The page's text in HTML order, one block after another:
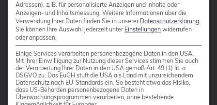
bullseye
busan
buster
cadence
Call for papers
Cassandra
Anwendung kprinter bot. KPrinter4
versucht diese Lücke zumindest
teilweise zu schließen, indem im
Rahmen der Entwicklung durch die
credativ GmbH Funktionen portiert
und nachimplementiert worden sind.
KPrinter4 […]
Adressen), z. B. für personalisierte Anzeigen und Inhalte oder
Anzeigen- und Inhaltsmessung. Weitere Informationen über die
Verwendung Ihrer Daten finden Sie in unserer Datenschutzerklärung
Sie können Ihre Auswahl jederzeit unter Einstellungen widerrufen
oder anpassen.
Einige Services verarbeiten personenbezogene Daten in den USA.
Mit Ihrer Einwilligung zur Nutzung dieser Services stimmen Sie auch
der Verarbeitung Ihrer Daten in den USA gemäß Art. 49 (1) lit. a
DSGVO zu. Das EuGH stuft die USA als Land mit unzureichendem
Datenschutz nach EU-Standards ein. So besteht etwa das Risiko,
dass US-Behörden personenbezogene Daten in
Überwachungsprogrammen verarbeiten, ohne bestehende